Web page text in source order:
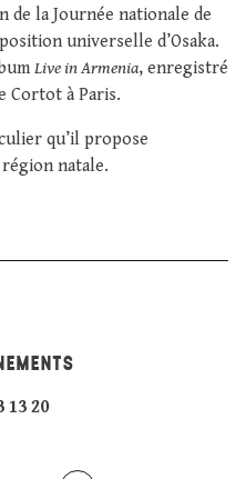
de la Journée nationale de
universelle d’Osaka.
Live in Armenia, enregistré
Cortot à Paris.
qu’il propose
natale.
13 20